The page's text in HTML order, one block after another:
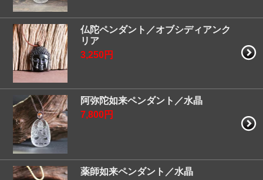
仏陀ペンダント／オブシディアンク
リア
3,250円
阿弥陀如来ペンダント／水晶
7,800円
薬師如来ペンダント／水晶